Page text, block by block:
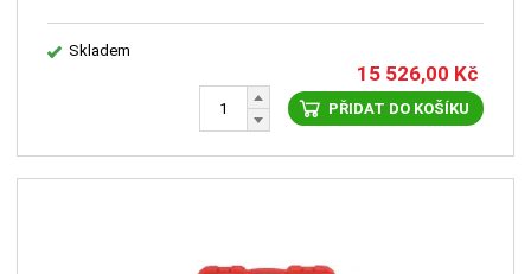
Skladem
15 526,00 Kč
PŘIDAT DO KOŠÍKU